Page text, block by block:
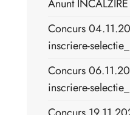
Anunt
Concurs
inscriere-
Concurs
inscriere-